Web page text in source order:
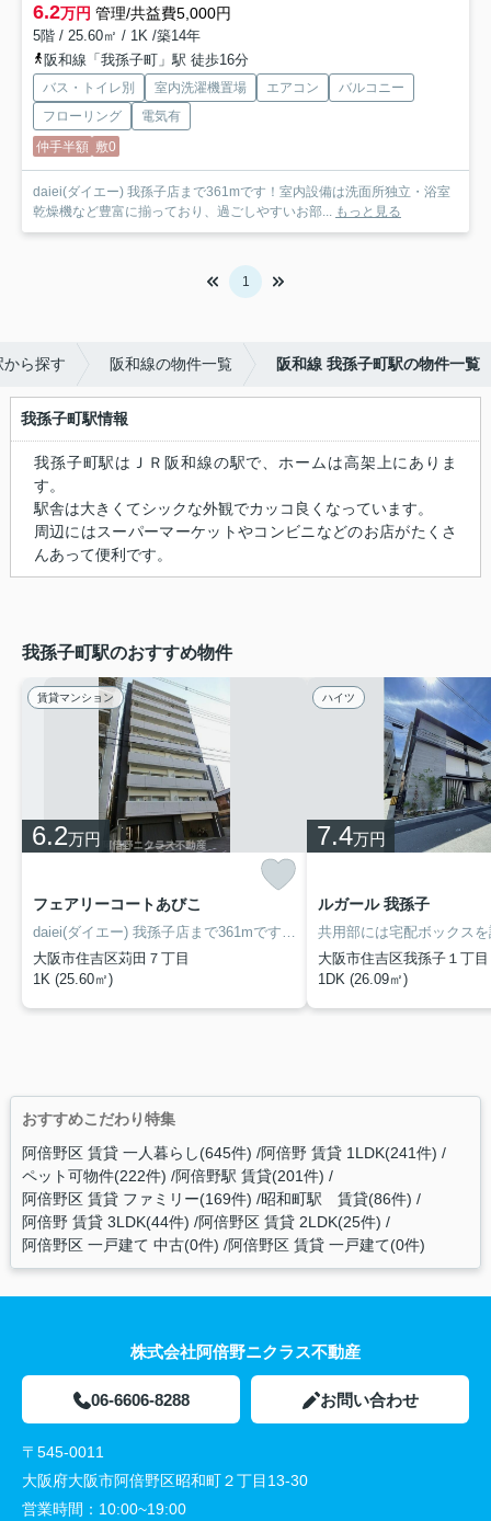
6.2万円 管理/共益費5,000円
5階 / 25.60㎡ / 1K /築14年
阪和線「我孫子町」駅 徒歩16分
バス・トイレ別 室内洗濯機置場 エアコン
バルコニー
フローリング
電気有
仲手半額 敷0
daiei(ダイエー) 我孫子店まで361mです！室内設備は洗面所独立・浴室
乾燥機など豊富に揃っており、過ごしやすいお部... もっと見る
1
ら探す 阪和線の物件一覧 阪和線 我孫子町駅の物件一覧
我孫子町駅情報
我孫子町駅はＪＲ阪和線の駅で、ホームは高架上にありま
す。
駅舎は大きくてシックな外観でカッコ良くなっています。
周辺にはスーパーマーケットやコンビニなどのお店がたくさ
んあって便利です。
我孫子町駅のおすすめ物件
賃貸マンション
6.2万円
フェアリーコートあびこ
大阪市住吉区苅田７丁目
1K (25.60㎡)
ハイツ
7.4万円
ルガール 我孫子
大阪市住吉区我孫子１丁目
1DK (26.09㎡)
おすすめこだわり特集
阿倍野区 賃貸 一人暮らし(645件) 阿倍野 賃貸 1LDK(241件)
ペット可物件(222件) 阿倍野駅 賃貸(201件)
阿倍野区 賃貸 ファミリー(169件) 昭和町駅 賃貸(86件)
阿倍野 賃貸 3LDK(44件) 阿倍野区 賃貸 2LDK(25件)
阿倍野区 一戸建て 中古(0件) 阿倍野区 賃貸 一戸建て(0件)
株式会社阿倍野ニクラス不動産
06-6606-8288 お問い合わせ
〒545-0011
大阪府大阪市阿倍野区昭和町２丁目13-30
営業時間： 10:00~19:00